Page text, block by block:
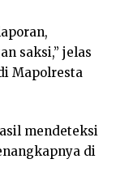
saksi,” jelas
Mapolresta
mendeteksi
di